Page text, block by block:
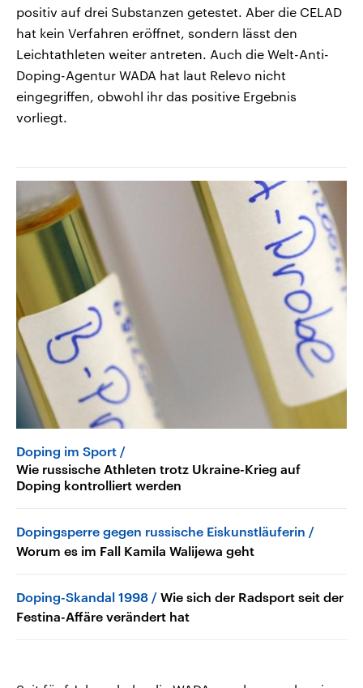
positiv auf drei Substanzen getestet. Aber die CELAD
hat kein Verfahren eröffnet, sondern lässt den
Leichtathleten weiter antreten. Auch die Welt-Anti-
Doping-Agentur WADA hat laut Relevo nicht
eingegriffen, obwohl ihr das positive Ergebnis
vorliegt.
Doping im Sport
Wie russische Athleten trotz Ukraine-Krieg auf
Doping kontrolliert werden
Dopingsperre gegen russische Eiskunstläuferin
Worum es im Fall Kamila Walijewa geht
Doping-Skandal 1998
Wie sich der Radsport seit der
Festina-Affäre verändert hat